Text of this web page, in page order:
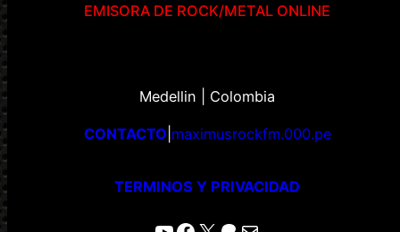
EMISORA DE ROCK/METAL ONLINE
Medellin | Colombia
CONTACTO maximusrockfm.000.pe
TERMINOS Y PRIVACIDAD